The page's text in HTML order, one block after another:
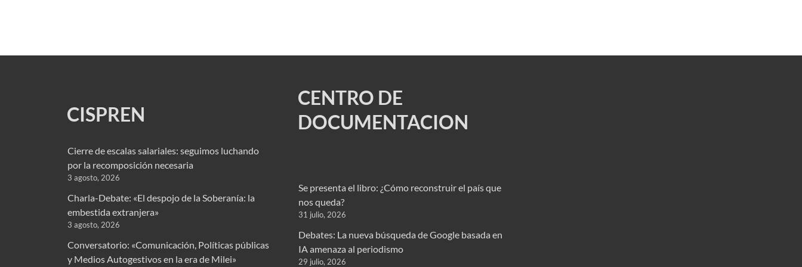
CISPREN
Cierre de escalas salariales: seguimos luchando
por la recomposición necesaria
3 agosto, 2026
Charla-Debate: «El despojo de la Soberanía: la
embestida extranjera»
3 agosto, 2026
Conversatorio: «Comunicación, Políticas públicas
y Medios Autogestivos en la era de Milei»
CENTRO DE
DOCUMENTACION
Se presenta el libro: ¿Cómo reconstruir el país que
nos queda?
31 julio, 2026
Debates: La nueva búsqueda de Google basada en
IA amenaza al periodismo
29 julio, 2026